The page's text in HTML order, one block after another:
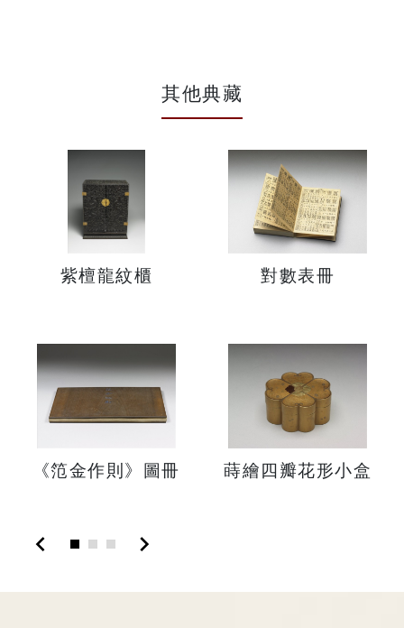
其他典藏
紫檀龍紋櫃 對數表冊
《笵金作則》圖冊 蒔繪四瓣花形小盒
chevron_left chevron_right